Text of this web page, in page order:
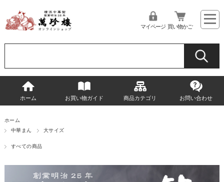
マイページ 買い物かご
ホーム お買い物ガイド 商品カテゴリ お問い合わせ
ホーム
中華まん
大サイズ
すべての商品